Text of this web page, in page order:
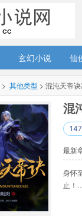
玄幻小说 仙
> 其他类型 > 混沌天帝
混
最新
身怀
止！